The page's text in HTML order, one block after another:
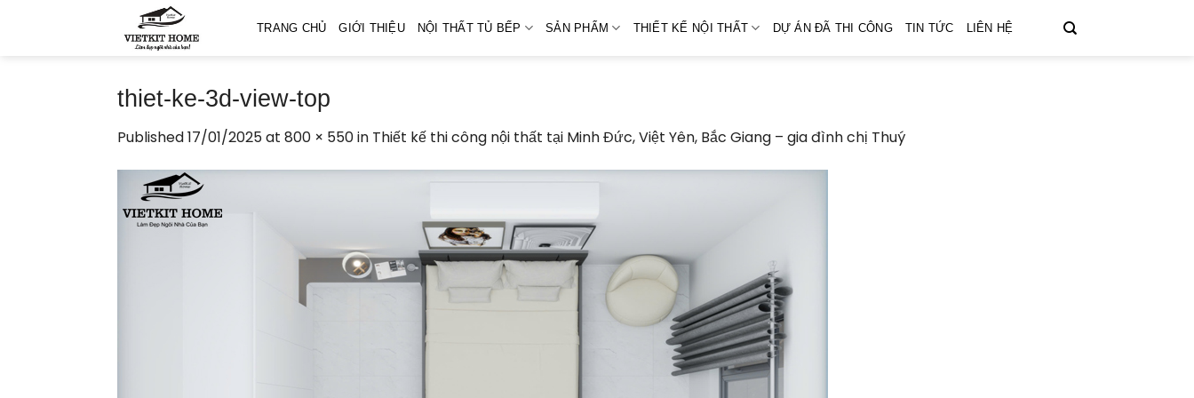
TRANG CHỦ GIỚI THIỆU NỘI THẤT TỦ BẾP SẢN PHẨM THIẾT KẾ NỘI THẤT DỰ ÁN ĐÃ THI CÔNG TIN TỨC LIÊN HỆ
thiet-ke-3d-view-top
Published17/01/2025at 800 × 550in Thiết kế thi công nội thất tại Minh Đức, Việt Yên, Bắc Giang – gia đình chị Thuý